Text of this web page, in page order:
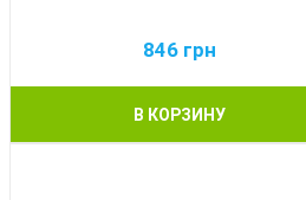
846 грн
В КОРЗИНУ